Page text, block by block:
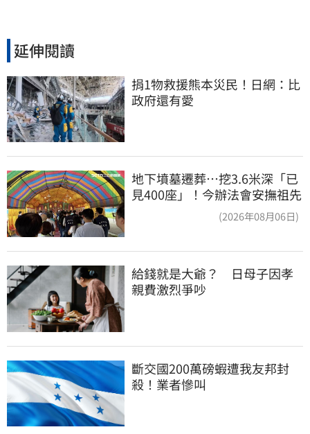
延伸閱讀
捐1物救援熊本災民！日網：比
政府還有愛
地下墳墓遷葬…挖3.6米深「已
見400座」！今辦法會安撫祖先
(2026年08月06日)
給錢就是大爺？　日母子因孝
親費激烈爭吵
斷交國200萬磅蝦遭我友邦封
殺！業者慘叫